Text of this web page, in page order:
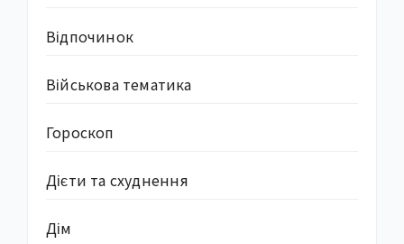
Відпочинок
Військова тематика
Гороскоп
Дієти та схуднення
Дім